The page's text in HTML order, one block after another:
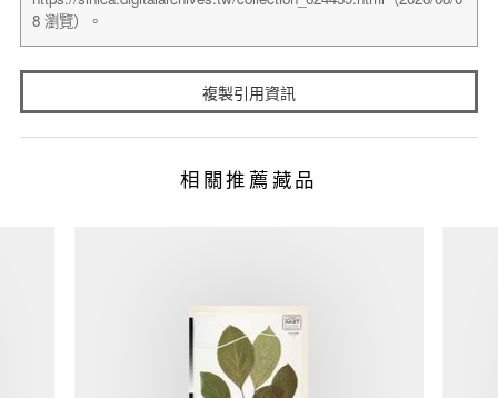
複製引用資訊
相關推薦藏品